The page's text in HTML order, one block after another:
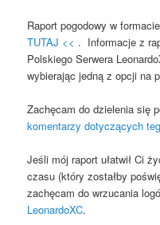
Raport pogodowy w
TUTAJ << . Informacje z
Polskiego Serwera
wybierając jedną z opcji na
Zachęcam do dzielenia się
komentarzy dotyczących
Jeśli mój raport ułatwił Ci
czasu (który zostałby
zachęcam do wrzucania
LeonardoXC.